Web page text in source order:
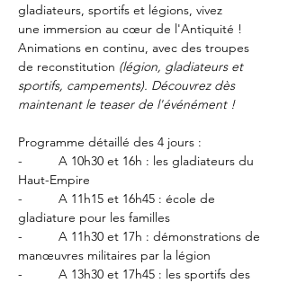
gladiateurs, sportifs et légions, vivez
une immersion au cœur de l'Antiquité !
Animations en continu, avec des troupes
de reconstitution (légion, gladiateurs et
sportifs, campements). Découvrez dès
maintenant le teaser de l'événément !
Programme détaillé des 4 jours :
-          A 10h30 et 16h : les gladiateurs du
Haut-Empire
-          A 11h15 et 16h45 : école de
gladiature pour les familles
-          A 11h30 et 17h : démonstrations de
manœuvres militaires par la légion
-          A 13h30 et 17h45 : les sportifs des